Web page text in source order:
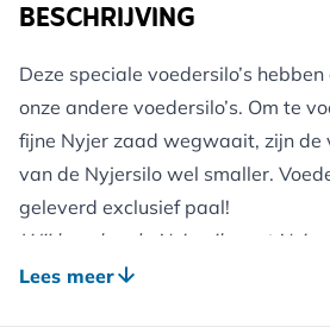
BESCHRIJVING
Deze speciale voedersilo’s
onze andere voedersilo’s. Om te
fijne Nyjer zaad wegwaait, zijn de
van de Nyjersilo wel smaller.
geleverd exclusief paal!
Wij bevelen de Nyjersilo met Nyjer
wanneer er groenlingen, sijzen en
Lees meer